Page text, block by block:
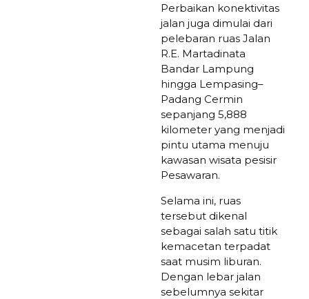
Perbaikan konektivitas
jalan juga dimulai dari
pelebaran ruas Jalan
R.E. Martadinata
Bandar Lampung
hingga Lempasing–
Padang Cermin
sepanjang 5,888
kilometer yang menjadi
pintu utama menuju
kawasan wisata pesisir
Pesawaran.
Selama ini, ruas
tersebut dikenal
sebagai salah satu titik
kemacetan terpadat
saat musim liburan.
Dengan lebar jalan
sebelumnya sekitar